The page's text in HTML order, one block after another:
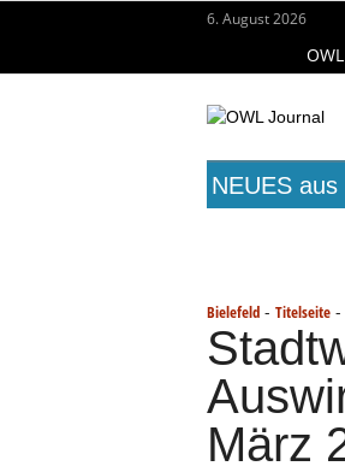
6. August 2026
NEUES
Bielefeld - Titelseite -
März